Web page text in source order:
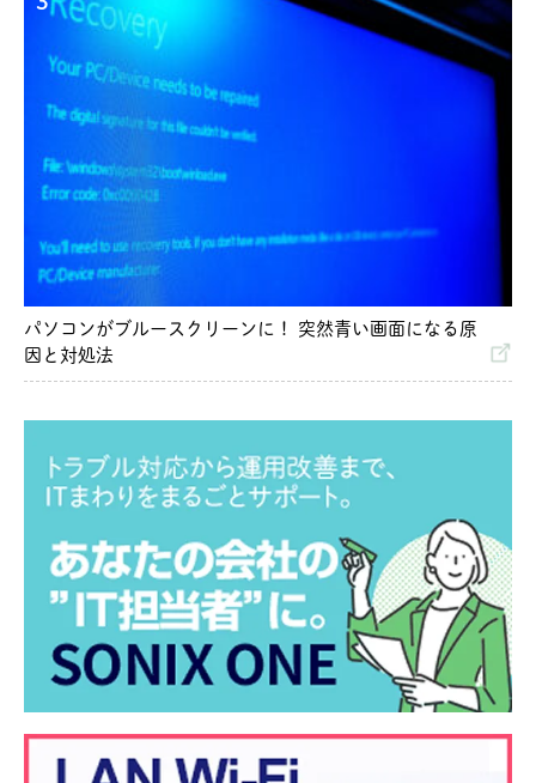
パソコンがブルースクリーンに！ 突然青い画面になる原
因と対処法